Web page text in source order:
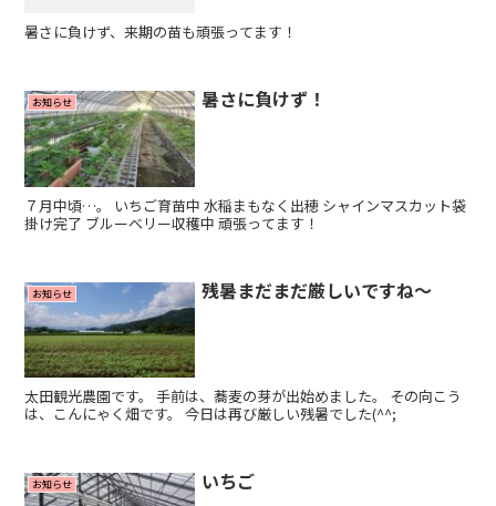
暑さに負けず、来期の苗も頑張ってます！
お知らせ 暑さに負けず！
７月中頃…。 いちご育苗中 水稲まもなく出穂 シャインマスカット袋
掛け完了 ブルーベリー収穫中 頑張ってます！
お知らせ 残暑まだまだ厳しいですね～
太田観光農園です。 手前は、蕎麦の芽が出始めました。 その向こう
は、こんにゃく畑です。 今日は再び厳しい残暑でした(^^;
お知らせ いちご